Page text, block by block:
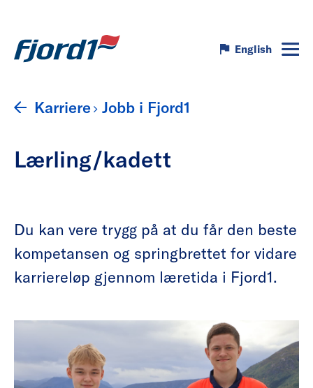
English
Karriere Jobb i Fjord1
Lærling/kadett
Du kan vere trygg på at du får den beste
kompetansen og springbrettet for vidare
karriereløp gjennom læretida i Fjord1.